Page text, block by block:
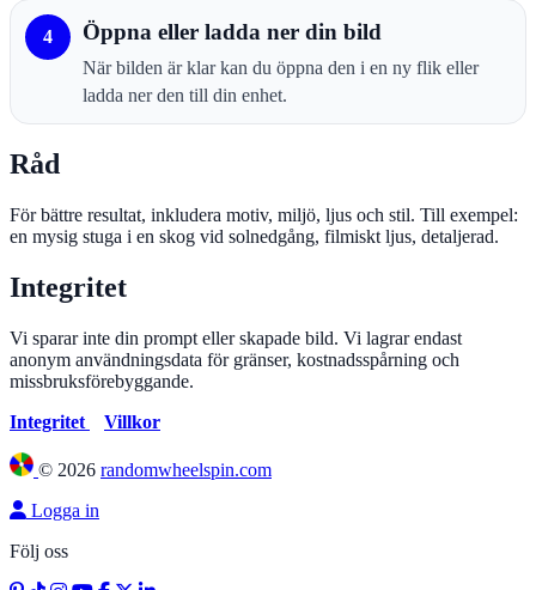
4 Öppna eller ladda ner din bild
När bilden är klar kan du öppna den i en ny flik eller
ladda ner den till din enhet.
Råd
För bättre resultat, inkludera motiv, miljö, ljus och stil. Till exempel:
en mysig stuga i en skog vid solnedgång, filmiskt ljus, detaljerad.
Integritet
Vi sparar inte din prompt eller skapade bild. Vi lagrar endast
anonym användningsdata för gränser, kostnadsspårning och
missbruksförebyggande.
Integritet
Villkor
© 2026 randomwheelspin.com
Logga in
Följ oss